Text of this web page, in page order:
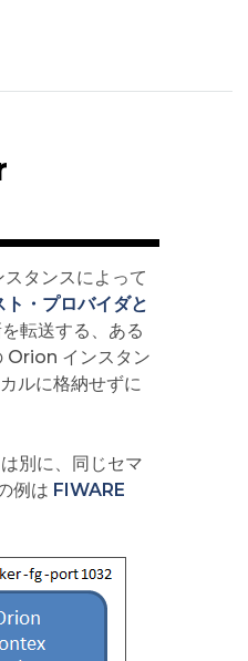
タンスによって
ト・プロバイダと
転送する、ある
Orion インスタン
ルに格納せずに
別に、同じセマ
例は FIWARE